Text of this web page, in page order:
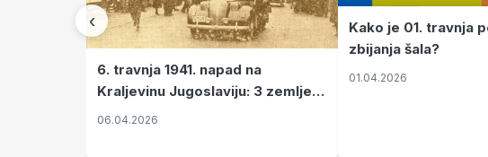
‹
6. travnja 1941. napad na
Kraljevinu Jugoslaviju: 3 zemlje
nastale njenim raspadom
06.04.2026
Kako je 01. travnja
zbijanja šala?
01.04.2026